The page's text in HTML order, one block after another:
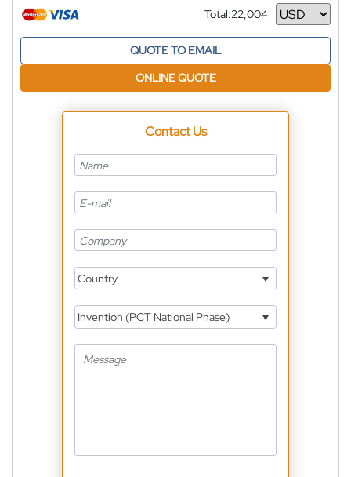
Total:22,004
Currency
QUOTE TO EMAIL
ONLINE QUOTE
Contact Us
Country
Invention (PCT National Phase)